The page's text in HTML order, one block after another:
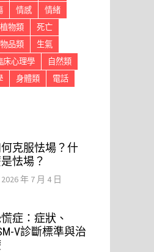
情感
情緒
植物類
死亡
物品類
生氣
床心理學
自然類
身體類
電話
克服怯場？什
怯場？
2026 年 7 月 4 日
症：症狀、
V診斷標準與治